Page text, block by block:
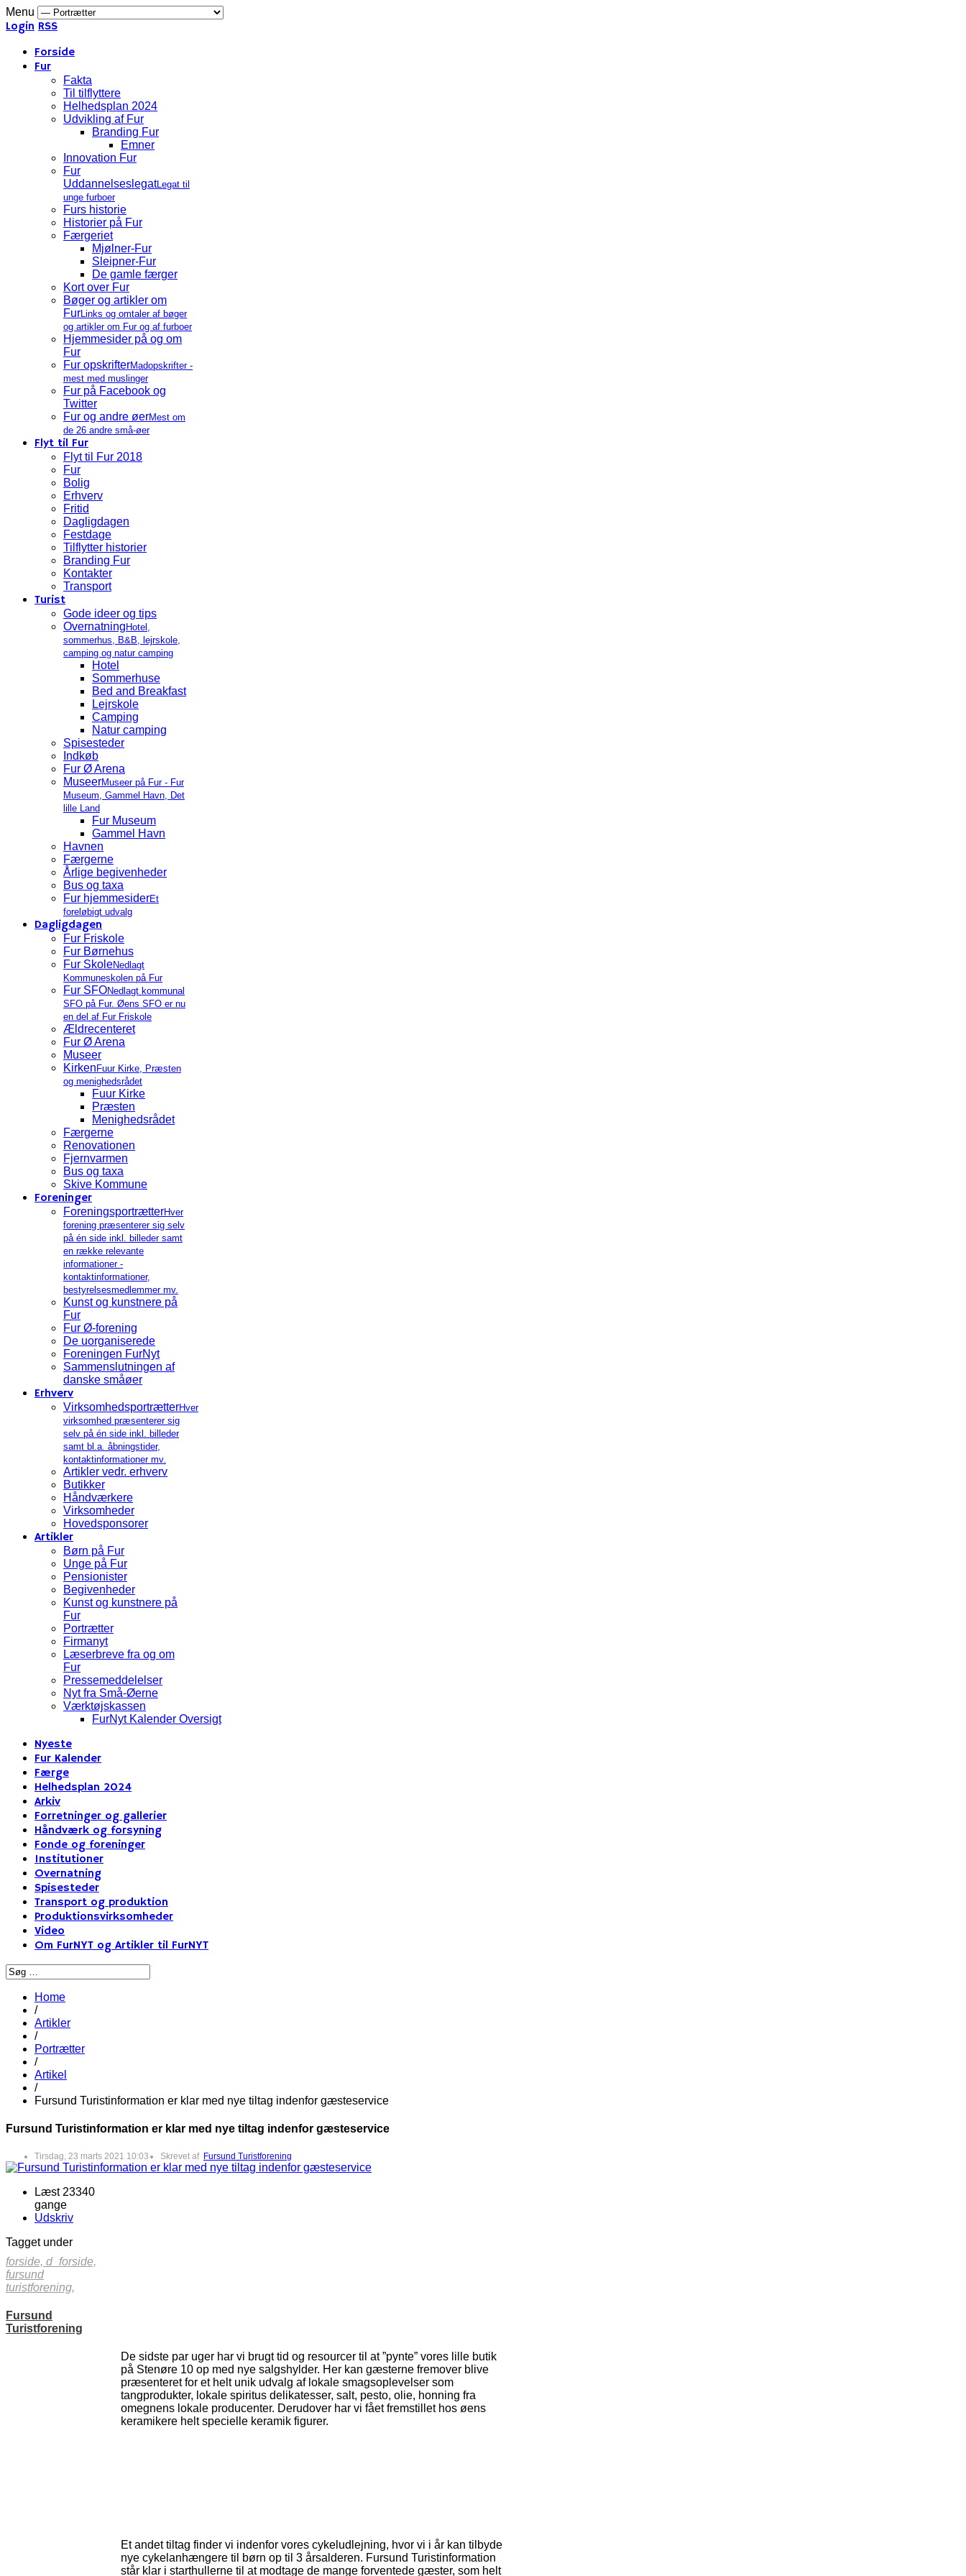
Menu
Login RSS
Forside
Fur
Fakta
Til tilflyttere
Helhedsplan 2024
Udvikling af Fur
Branding Fur
Emner
Innovation Fur
Fur
UddannelseslegatLegat til
unge furboer
Furs historie
Historier på Fur
Færgeriet
Mjølner-Fur
Sleipner-Fur
De gamle færger
Kort over Fur
Bøger og artikler om
FurLinks og omtaler af bøger
og artikler om Fur og af furboer
Hjemmesider på og om
Fur
Fur opskrifterMadopskrifter -
mest med muslinger
Fur på Facebook og
Twitter
Fur og andre øerMest om
de 26 andre små-øer
Flyt til Fur
Flyt til Fur 2018
Fur
Bolig
Erhverv
Fritid
Dagligdagen
Festdage
Tilflytter historier
Branding Fur
Kontakter
Transport
Turist
Gode ideer og tips
Overnatning Hotel,
sommerhus, B&B, lejrskole,
camping og natur camping
Hotel
Sommerhuse
Bed and Breakfast
Lejrskole
Camping
Natur camping
Spisesteder
Indkøb
Fur Ø Arena
MuseerMuseer på Fur - Fur
Museum, Gammel Havn, Det
lille Land
Fur Museum
Gammel Havn
Havnen
Færgerne
Årlige begivenheder
Bus og taxa
Fur hjemmesiderEt
foreløbigt udvalg
Dagligdagen
Fur Friskole
Fur Børnehus
Fur SkoleNedlagt
Kommuneskolen på Fur
Fur SFONedlagt kommunal
SFO på Fur. Øens SFO er nu
en del af Fur Friskole
Ældrecenteret
Fur Ø Arena
Museer
Kirken Fuur Kirke, Præsten
og menighedsrådet
Fuur Kirke
Præsten
Menighedsrådet
Færgerne
Renovationen
Fjernvarmen
Bus og taxa
Skive Kommune
Foreninger
ForeningsportrætterHver
forening præsenterer sig selv
på én side inkl. billeder samt
en række relevante
informationer -
kontaktinformationer,
bestyrelsesmedlemmer mv.
Kunst og kunstnere på
Fur
Fur Ø-forening
De uorganiserede
Foreningen FurNyt
Sammenslutningen af
danske småøer
Erhverv
VirksomhedsportrætterHver
virksomhed præsenterer sig
selv på én side inkl. billeder
samt bl.a. åbningstider,
kontaktinformationer mv.
Artikler vedr. erhverv
Butikker
Håndværkere
Virksomheder
Hovedsponsorer
Artikler
Børn på Fur
Unge på Fur
Pensionister
Begivenheder
Kunst og kunstnere på
Fur
Portrætter
Firmanyt
Læserbreve fra og om
Fur
Pressemeddelelser
Nyt fra Små-Øerne
Værktøjskassen
FurNyt Kalender Oversigt
Nyeste
Fur Kalender
Færge
Helhedsplan 2024
Arkiv
Forretninger og gallerier
Håndværk og forsyning
Fonde og foreninger
Institutioner
Overnatning
Spisesteder
Transport og produktion
Produktionsvirksomheder
Video
Om FurNYT og Artikler til FurNYT
Home
/
Artikler
/
Portrætter
/
Artikel
/
Fursund Turistinformation er klar med nye tiltag indenfor gæsteservice
Fursund Turistinformation er klar med nye tiltag indenfor gæsteservice
Tirsdag, 23 marts 2021 10:03 Skrevet af Fursund Turistforening
Læst 23340
gange
Udskriv
Tagget under
forside, d_forside,
fursund
turistforening,
Fursund
Turistforening
De sidste par uger har vi brugt tid og resourcer til at ”pynte” vores lille butik
på Stenøre 10 op med nye salgshylder. Her kan gæsterne fremover blive
præsenteret for et helt unik udvalg af lokale smagsoplevelser som
tangprodukter, lokale spiritus delikatesser, salt, pesto, olie, honning fra
omegnens lokale producenter. Derudover har vi fået fremstillet hos øens
keramikere helt specielle keramik figurer.
Et andet tiltag finder vi indenfor vores cykeludlejning, hvor vi i år kan tilbyde
nye cykelanhængere til børn op til 3 årsalderen. Fursund Turistinformation
står klar i starthullerne til at modtage de mange forventede gæster, som helt